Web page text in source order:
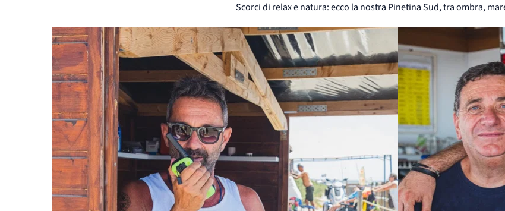
Scorci di relax e natura: ecco la nostra Pinetina Sud, tra ombra,